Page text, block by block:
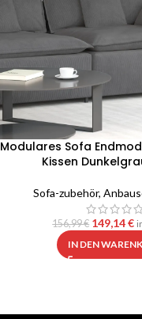
Modulares Sofa
Kissen
Sofa-zubehör,
156,99€ 149,14€
IN DEN